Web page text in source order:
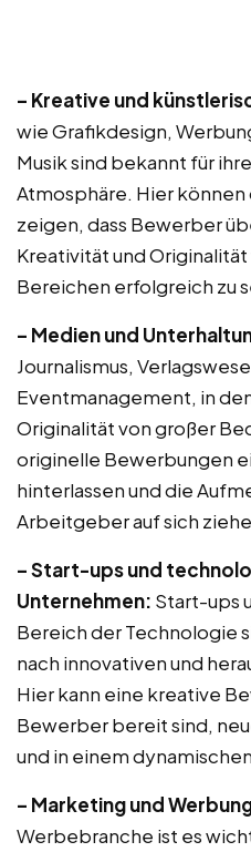
– Kreative und
wie Grafikdesign,
Musik sind bekannt für
Atmosphäre. Hier
zeigen, dass Bewerber
Kreativität und
Bereichen erfolgreich zu
– Medien und
Journalismus,
Eventmanagement, in
Originalität von großer
originelle Bewerbungen
hinterlassen und die
Arbeitgeber auf sich
– Start-ups und
Unternehmen: Start-ups
Bereich der Technologie
nach innovativen und
Hier kann eine kreative
Bewerber bereit sind,
und in einem
– Marketing und
Werbebranche ist es